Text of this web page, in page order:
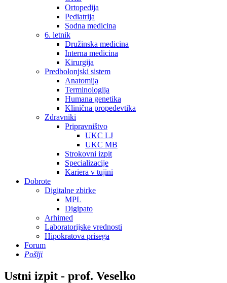
Ortopedija
Pediatrija
Sodna medicina
6. letnik
Družinska medicina
Interna medicina
Kirurgija
Predbolonjski sistem
Anatomija
Terminologija
Humana genetika
Klinična propedevtika
Zdravniki
Pripravništvo
UKC LJ
UKC MB
Strokovni izpit
Specializacije
Kariera v tujini
Dobrote
Digitalne zbirke
MPL
Digipato
Arhimed
Laboratorijske vrednosti
Hipokratova prisega
Forum
Pošlji
Ustni izpit - prof. Veselko